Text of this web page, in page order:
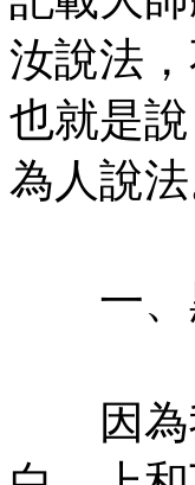
汝說法
也就是
為人說法
一、
因為我